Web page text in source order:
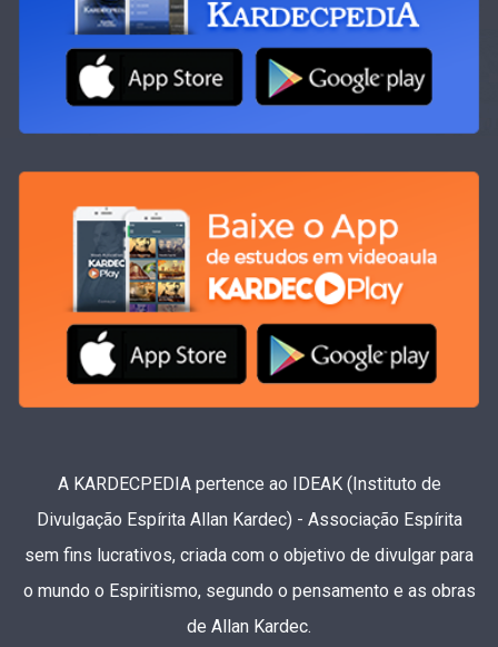
A KARDECPEDIA pertence ao IDEAK (Instituto de
Divulgação Espírita Allan Kardec) - Associação Espírita
sem fins lucrativos, criada com o objetivo de divulgar para
o mundo o Espiritismo, segundo o pensamento e as obras
de Allan Kardec.